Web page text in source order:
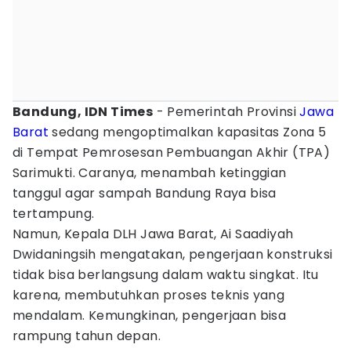
Bandung, IDN Times - Pemerintah ProvinsiJawa
Barat sedang mengoptimalkan kapasitas Zona 5
di Tempat Pemrosesan Pembuangan Akhir (TPA)
Sarimukti. Caranya, menambah ketinggian
tanggul agar sampah Bandung Raya bisa
tertampung.
Namun, Kepala DLH Jawa Barat, Ai Saadiyah
Dwidaningsih mengatakan, pengerjaan konstruksi
tidak bisa berlangsung dalam waktu singkat. Itu
karena, membutuhkan proses teknis yang
mendalam. Kemungkinan, pengerjaan bisa
rampung tahun depan.